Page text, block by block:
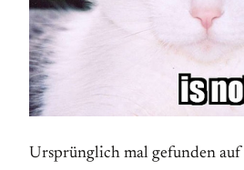
Ursprünglich mal gefunden auf